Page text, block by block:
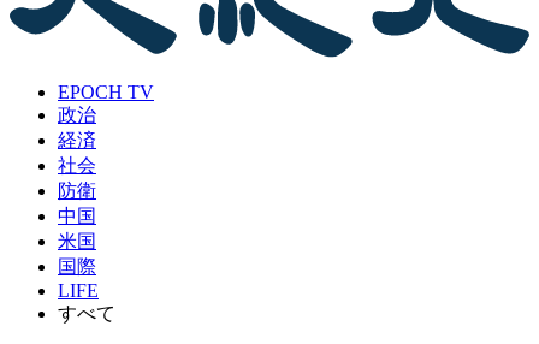
EPOCH TV
政治
経済
社会
防衛
中国
米国
国際
LIFE
すべて